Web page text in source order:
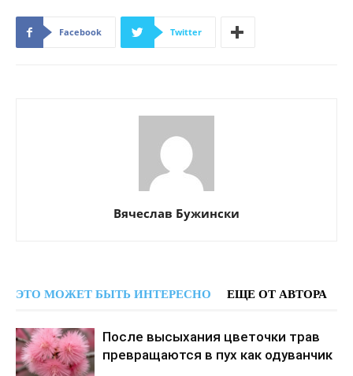
Facebook Twitter
Вячеслав Бужински
ЭТО МОЖЕТ БЫТЬ ИНТЕРЕСНО ЕЩЕ ОТ АВТОРА
После высыхания цветочки трав
превращаются в пух как одуванчик